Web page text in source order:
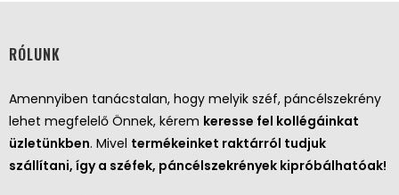
RÓLUNK
Amennyiben tanácstalan, hogy melyik széf, páncélszekrény
lehet megfelelő Önnek, kérem keresse fel kollégáinkat
üzletünkben. Mivel termékeinket raktárról tudjuk
szállítani, így a széfek, páncélszekrények kipróbálhatóak!